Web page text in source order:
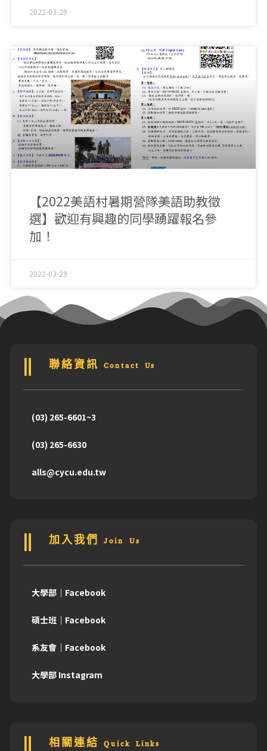
2022-03-29
【2022美語村暑期營隊美語助教徵
選】歡迎有興趣的同學踴躍報名參
加！
2022-03-29
聯絡資訊 Contact Us
(03) 265-6601~3
(03) 265-6630
alls@cycu.edu.tw
加入我們 Join Us
大學部｜Facebook
碩士班｜Facebook
系友會｜Facebook
大學部 Instagram
相關連結 Quick Links